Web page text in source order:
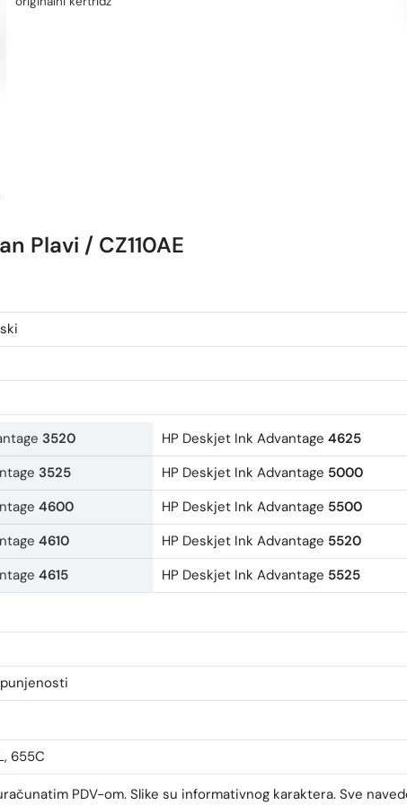
Plavi / CZ110AE
3520 HP Deskjet Ink Advantage 4625
3525 HP Deskjet Ink Advantage 5000
4600 HP Deskjet Ink Advantage 5500
4610 HP Deskjet Ink Advantage 5520
4615 HP Deskjet Ink Advantage 5525
655C
PDV-om. Slike su informativnog karaktera. Sve